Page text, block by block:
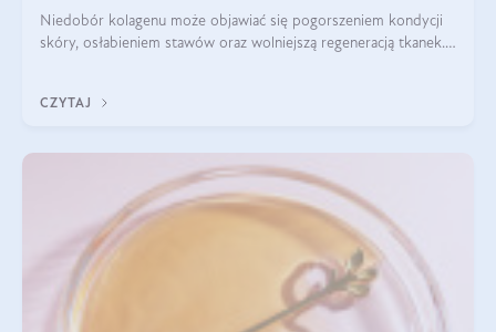
Niedobór kolagenu może objawiać się pogorszeniem kondycji
skóry, osłabieniem stawów oraz wolniejszą regeneracją tkanek.
osłabienie włosów.
CZYTAJ